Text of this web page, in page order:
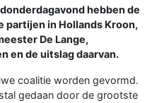
hebben de
in Hollands Kroon,
De Lange,
en de uitslag daarvan.
coalitie worden gevormd.
gedaan door de grootste